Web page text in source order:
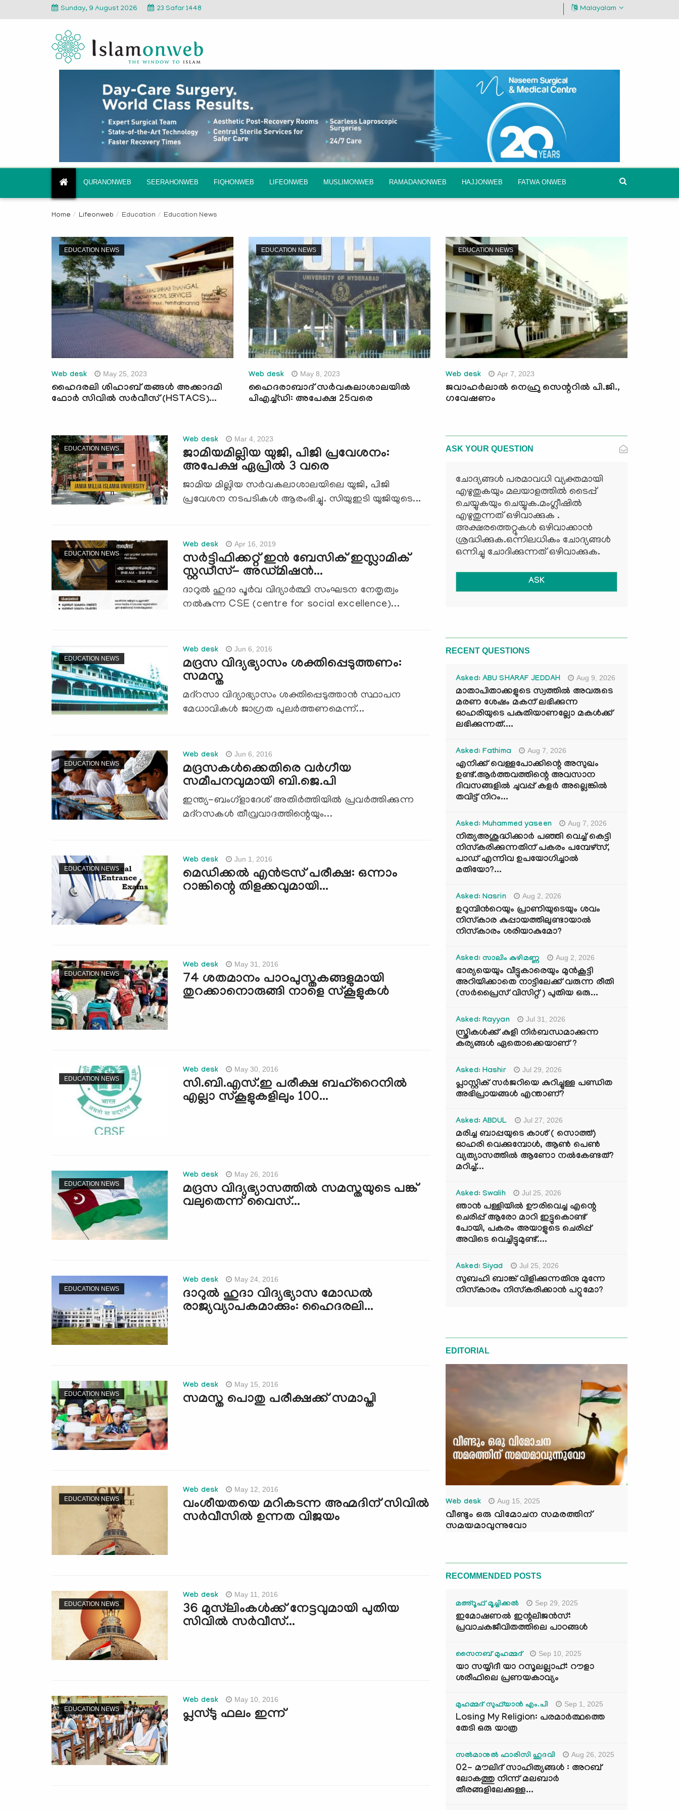
Sunday, 9 August 2026 23 Safar 1448 Malayalam
QURANONWEB SEERAHONWEB FIQHONWEB LIFEONWEB MUSLIMONWEB RAMADANONWEB HAJJONWEB FATWA ONWEB
Home Lifeonweb Education Education News
EDUCATION NEWS
Web desk May 25, 2023
ഹൈദരലി ശിഹാബ് തങ്ങൾ അക്കാദമി
ഫോർ സിവിൽ സർവീസ് (HSTACS)...
EDUCATION NEWS
Web desk May 8, 2023
ഹൈദരാബാദ് സർവകലാശാലയിൽ
പിഎച്ച്ഡി: അപേക്ഷ 25വരെ
EDUCATION NEWS
Web desk Apr 7, 2023
ജവാഹർലാൽ നെഹ്രു സെന്ററിൽ പി.ജി.,
ഗവേഷണം
EDUCATION NEWS
Web desk Mar 4, 2023
ജാമിയമില്ലിയ യുജി, പിജി പ്രവേശനം:
അപേക്ഷ ഏപ്രിൽ 3 വരെ
ജാമിയ മില്ലിയ സർവകലാശാലയിലെ യുജി, പിജി
പ്രവേശന നടപടികൾ ആരംഭിച്ചു. സിയുഇടി യുജിയുടെ...
EDUCATION NEWS
Web desk Apr 16, 2019
സർട്ടിഫിക്കറ്റ് ഇൻ ബേസിക് ഇസ്ലാമിക്
സ്റ്റഡീസ്- അഡ്മിഷൻ...
ദാറുൽ ഹുദാ പൂർവ വിദ്യാർത്ഥി സംഘടന നേതൃത്വം
നൽകുന്ന CSE (centre for social excellence)...
EDUCATION NEWS
Web desk Jun 6, 2016
മദ്രസ വിദ്യഭ്യാസം ശക്തിപ്പെടുത്തണം:
സമസ്ത
മദ്റസാ വിദ്യാഭ്യാസം ശക്തിപ്പെടുത്താന്‍ സ്ഥാപന
മേധാവികള്‍ ജാഗ്രത പുലര്‍ത്തണമെന്ന്...
EDUCATION NEWS
Web desk Jun 6, 2016
മദ്രസകള്‍ക്കെതിരെ വര്‍ഗീയ
സമീപനവുമായി ബി.ജെ.പി
ഇന്ത്യ-ബംഗ്‌ളാദേശ് അതിര്‍ത്തിയില്‍ പ്രവര്‍ത്തിക്കുന്ന
മദ്‌റസകള്‍ തീവ്രവാദത്തിന്റെയും...
EDUCATION NEWS
Web desk Jun 1, 2016
മെഡിക്കല്‍ എന്‍ട്രസ് പരീക്ഷ: ഒന്നാം
റാങ്കിന്റെ തിളക്കവുമായി...
EDUCATION NEWS
Web desk May 31, 2016
74 ശതമാനം പാഠപുസ്തകങ്ങളുമായി
തുറക്കാനൊരുങ്ങി നാളെ സ്‌കൂളുകള്‍
EDUCATION NEWS
Web desk May 30, 2016
സി.ബി.എസ്.ഇ പരീക്ഷ ബഹ്‌റൈനില്‍
എല്ലാ സ്‌കൂളുകളിലും 100...
EDUCATION NEWS
Web desk May 26, 2016
മദ്രസ വിദ്യഭ്യാസത്തില്‍ സമസ്തയുടെ പങ്ക്
വലുതെന്ന് വൈസ്...
EDUCATION NEWS
Web desk May 24, 2016
ദാറുല്‍ ഹുദാ വിദ്യഭ്യാസ മോഡല്‍
രാജ്യവ്യാപകമാക്കും: ഹൈദരലി...
EDUCATION NEWS
Web desk May 15, 2016
സമസ്ത പൊതു പരീക്ഷക്ക് സമാപ്തി
EDUCATION NEWS
Web desk May 12, 2016
വംശീയതയെ മറികടന്ന അഹ്മദിന് സിവില്‍
സര്‍വീസില്‍ ഉന്നത വിജയം
EDUCATION NEWS
Web desk May 11, 2016
36 മുസ്‌ലിംകള്‍ക്ക് നേട്ടവുമായി പുതിയ
സിവില്‍ സര്‍വീസ്...
EDUCATION NEWS
Web desk May 10, 2016
പ്ലസ്ടു ഫലം ഇന്ന്
ASK YOUR QUESTION
ചോദ്യങ്ങള്‍ പരമാവധി വ്യക്തമായി
എഴുതുകയും മലയാളത്തില്‍ ടൈപ്പ്
ചെയ്യുകയും ചെയ്യുക.മംഗ്ലീഷില്‍
എഴുതുന്നത് ഒഴിവാക്കുക .
അക്ഷരത്തെറ്റുകള്‍ ഒഴിവാക്കാന്‍
ശ്രദ്ധിക്കുക.ഒന്നിലധികം ചോദ്യങ്ങള്‍
ഒന്നിച്ചു ചോദിക്കുന്നത് ഒഴിവാക്കുക.
ASK
RECENT QUESTIONS
Asked: ABU SHARAF JEDDAH Aug 9, 2026
മാതാപിതാക്കളുടെ സ്വത്തിൽ അവരുടെ
മരണ ശേഷം മകന് ലഭിക്കുന്ന
ഓഹരിയുടെ പകുതിയാണല്ലോ മകൾക്ക്
ലഭിക്കുന്നത്....
Asked: Fathima Aug 7, 2026
എനിക്ക് വെള്ളപോക്കിന്റെ അസുഖം
ഉണ്ട്.ആർത്തവത്തിന്റെ അവസാന
ദിവസങ്ങളിൽ ചുവപ്പ് കളർ അല്ലെങ്കിൽ
തവിട്ട് നിറം...
Asked: Muhammed yaseen Aug 7, 2026
നിത്യഅശുദ്ധിക്കാർ പഞ്ഞി വെച്ച് കെട്ടി
നിസ്കരിക്കുന്നതിന് പകരം പമ്പേഴ്സ്,
പാഡ് എന്നിവ ഉപയോഗിച്ചാൽ
മതിയോ?...
Asked: Nasrin Aug 2, 2026
ഉറുമ്പിന്‍റെയും പ്രാണിയുടെയും ശവം
നിസ്കാര കുപ്പായത്തിലുണ്ടായാൽ
നിസ്കാരം ശരിയാകുമോ?
Asked: സാലിം കുഴിമണ്ണ Aug 2, 2026
ഭാര്യയെയും വീട്ടുകാരെയും മുൻകൂട്ടി
അറിയിക്കാതെ നാട്ടിലേക്ക് വരുന്ന രീതി
(സർപ്രൈസ് വിസിറ്റ് ) പുതിയ ഒരു...
Asked: Rayyan Jul 31, 2026
സ്ത്രികൾക്ക് കുളി നിർബന്ധമാക്കുന്ന
കര്യങ്ങൾ ഏതൊക്കെയാണ് ?
Asked: Hashir Jul 29, 2026
പ്ലാസ്റ്റിക് സർജറിയെ കുറിച്ചുള്ള പണ്ഡിത
അഭിപ്രായങ്ങൾ എന്താണ്?
Asked: ABDUL Jul 27, 2026
മരിച്ച ബാപ്പയുടെ കാശ് ( സൊത്ത്)
ഓഹരി വെക്കുമ്പോൾ, ആണ്‍ പെണ്‍
വ്യത്യാസത്തില്‍ ആണോ നല്‍കേണ്ടത്?
മറിച്ച്...
Asked: Swalih Jul 25, 2026
ഞാൻ പള്ളിയിൽ ഊരിവെച്ച എന്റെ
ചെരിപ്പ് ആരോ മാറി ഇട്ടുകൊണ്ട്
പോയി, പകരം അയാളുടെ ചെരിപ്പ്
അവിടെ വെച്ചിട്ടുമുണ്ട്....
Asked: Siyad Jul 25, 2026
സുബഹി ബാങ്ക് വിളിക്കുന്നതിനു മുന്നേ
നിസ്കാരം നിസ്കരിക്കാൻ പറ്റുമോ?
EDITORIAL
Web desk Aug 15, 2025
വീണ്ടും ഒരു വിമോചന സമരത്തിന്
സമയമാവുന്നുവോ
RECOMMENDED POSTS
മഅ്റൂഫ് മൂച്ചിക്കല്‍ Sep 29, 2025
ഇമോഷണൽ ഇന്റലിജൻസ്:
പ്രവാചകജീവിതത്തിലെ പാഠങ്ങൾ
സൈനബ് മുഹമ്മദ് Sep 10, 2025
യാ സയ്യിദീ യാ റസൂലല്ലാഹ്: റൗളാ
ശരീഫിലെ പ്രണയകാവ്യം
മുഹമ്മദ് സുഫ്‌യാൻ എം.പി Sep 1, 2025
Losing My Religion: പരമാർത്ഥത്തെ
തേടി ഒരു യാത്ര
സൽമാനുൽ ഫാരിസി ഹുദവി Aug 26, 2025
02- മൗലിദ് സാഹിത്യങ്ങൾ : അറബ്
ലോകത്തു നിന്ന് മലബാർ
തീരങ്ങളിലേക്കുള്ള...